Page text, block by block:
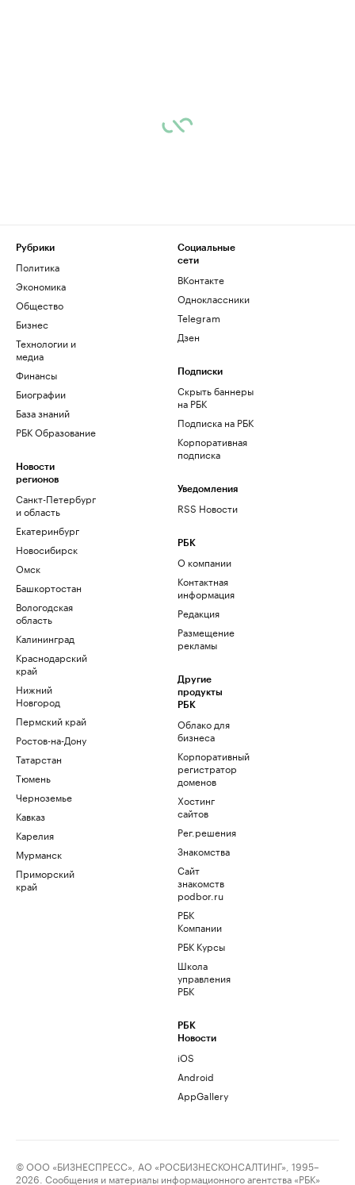
Рубрики
Политика
Экономика
Общество
Бизнес
Технологии и
медиа
Финансы
Биографии
База знаний
РБК Образование
Новости
регионов
Санкт-Петербург
и область
Екатеринбург
Новосибирск
Омск
Башкортостан
Вологодская
область
Калининград
Краснодарский
край
Нижний
Новгород
Пермский край
Ростов-на-Дону
Татарстан
Тюмень
Черноземье
Кавказ
Карелия
Мурманск
Приморский
край
Социальные
сети
ВКонтакте
Одноклассники
Telegram
Дзен
Подписки
Скрыть баннеры
на РБК
Подписка на РБК
Корпоративная
подписка
Уведомления
RSS Новости
РБК
О компании
Контактная
информация
Редакция
Размещение
рекламы
Другие
продукты
РБК
Облако для
бизнеса
Корпоративный
регистратор
доменов
Хостинг
сайтов
Рег.решения
Знакомства
Сайт
знакомств
podbor.ru
РБК
Компании
РБК Курсы
Школа
управления
РБК
РБК
Новости
iOS
Android
AppGallery
© ООО «БИЗНЕСПРЕСС», АО «РОСБИЗНЕСКОНСАЛТИНГ», 1995–
2026. Сообщения и материалы информационного агентства «РБК»